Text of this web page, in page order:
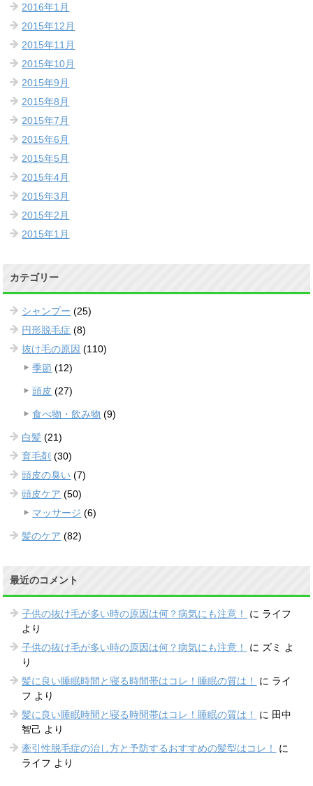
2016年1月
2015年12月
2015年11月
2015年10月
2015年9月
2015年8月
2015年7月
2015年6月
2015年5月
2015年4月
2015年3月
2015年2月
2015年1月
カテゴリー
シャンプー (25)
円形脱毛症 (8)
抜け毛の原因 (110)
季節 (12)
頭皮 (27)
食べ物・飲み物 (9)
白髪 (21)
育毛剤 (30)
頭皮の臭い (7)
頭皮ケア (50)
マッサージ (6)
髪のケア (82)
最近のコメント
子供の抜け毛が多い時の原因は何？病気にも注意！ に ライフ
より
子供の抜け毛が多い時の原因は何？病気にも注意！
に ズミ よ
り
髪に良い睡眠時間と寝る時間帯はコレ！睡眠の質は！
に ライ
フ より
髪に良い睡眠時間と寝る時間帯はコレ！睡眠の質は！
に 田中
智己 より
牽引性脱毛症の治し方と予防するおすすめの髪型はコレ！
に
ライフ より